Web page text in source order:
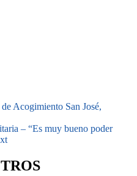
Acogimiento San José,
– “Es muy bueno poder